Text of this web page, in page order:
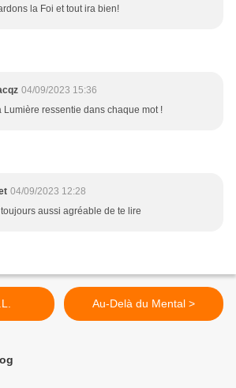
la Foi et tout ira bien!
04/09/2023 15:36
Lumière ressentie dans chaque mot !
04/09/2023 12:28
toujours aussi agréable de te lire
Au-Delà du Mental >